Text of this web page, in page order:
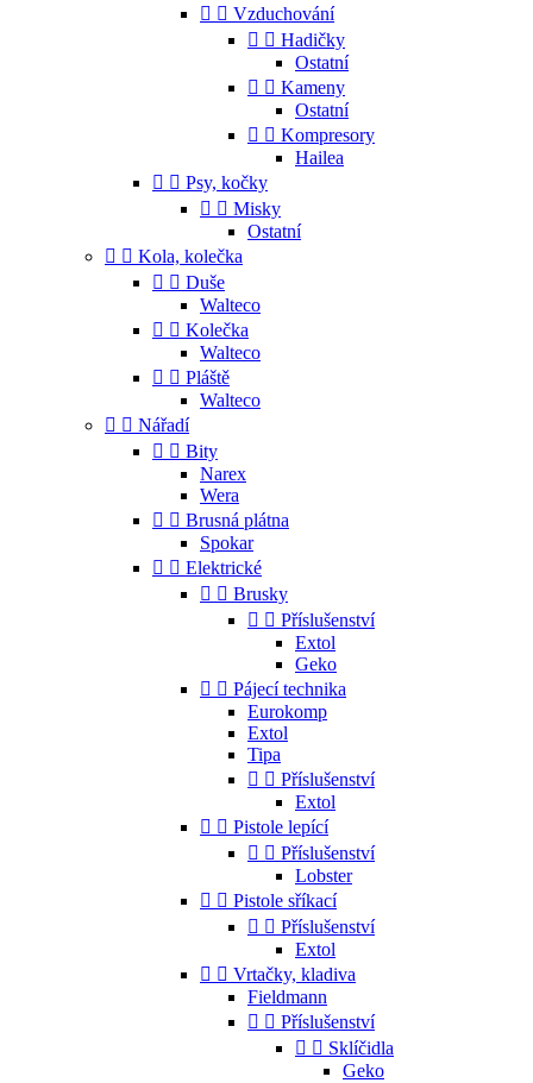
  Vzduchování
  Hadičky
Ostatní
  Kameny
Ostatní
  Kompresory
Hailea
  Psy, kočky
  Misky
Ostatní
  Kola, kolečka
  Duše
Walteco
  Kolečka
Walteco
  Pláště
Walteco
  Nářadí
  Bity
Narex
Wera
  Brusná plátna
Spokar
  Elektrické
  Brusky
  Příslušenství
Extol
Geko
  Pájecí technika
Eurokomp
Extol
Tipa
  Příslušenství
Extol
  Pistole lepící
  Příslušenství
Lobster
  Pistole sříkací
  Příslušenství
Extol
  Vrtačky, kladiva
Fieldmann
  Příslušenství
  Sklíčidla
Geko